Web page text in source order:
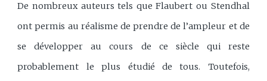
De nombreux auteurs tels que Flaubert ou Stendhal
ont permis au réalisme de prendre de l’ampleur et de
se développer au cours de ce siècle qui reste
probablement le plus étudié de tous. Toutefois,